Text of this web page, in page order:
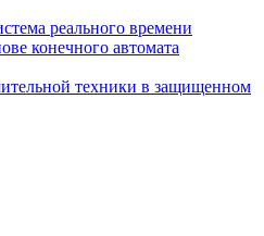
реального времени
конечного автомата
техники в защищенном